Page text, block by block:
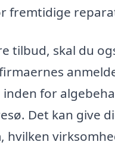
fremtidige
tilbud, skal du
for
Det kan give
hvilken